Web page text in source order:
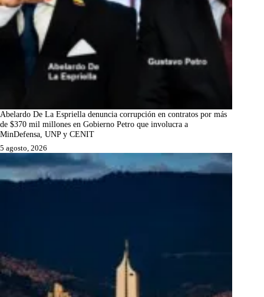
Abelardo De La Espriella denuncia corrupción en contratos por más
de $370 mil millones en Gobierno Petro que involucra a
MinDefensa, UNP y CENIT
5 agosto, 2026